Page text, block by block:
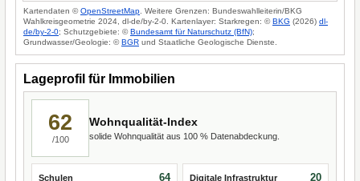
Kartendaten ©OpenStreetMap . Weitere Grenzen: Bundeswahlleiterin/BKG
Wahlkreisgeometrie 2024, dl-de/by-2-0. Kartenlayer: Starkregen: ©BKG (2026) dl-
de/by-2-0; Schutzgebiete: ©Bundesamt für Naturschutz (BfN);
Grundwasser/Geologie: ©BGR und Staatliche Geologische Dienste.
Lageprofil für Immobilien
62
/100
Wohnqualität-Index
solide Wohnqualität aus 100 % Datenabdeckung.
Schulen 64 Digitale Infrastruktur 20